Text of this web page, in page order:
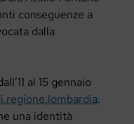
conseguenze a
dalla
al 15 gennaio
.
una identità